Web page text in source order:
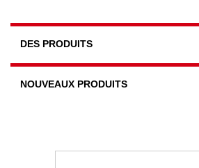
DES PRODUITS
NOUVEAUX PRODUITS